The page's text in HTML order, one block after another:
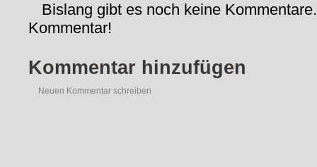
Bislang gibt es noch keine
Kommentar!
Kommentar hinzufügen
Neuen Kommentar schreiben